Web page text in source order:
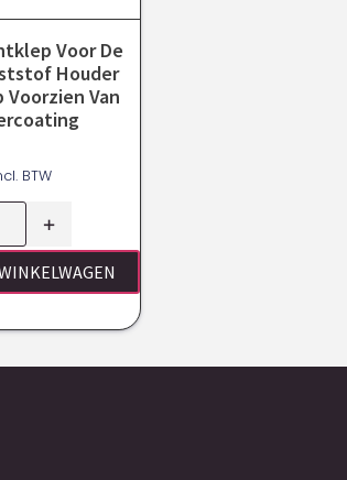
Voor De
Houder
Voorzien Van
BTW
+